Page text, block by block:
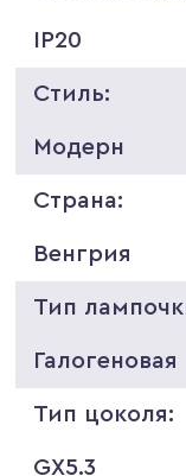
IP20
Стиль:
Модерн
Страна:
Венгрия
Тип
Галогеновая
Тип цоколя:
GX5.3